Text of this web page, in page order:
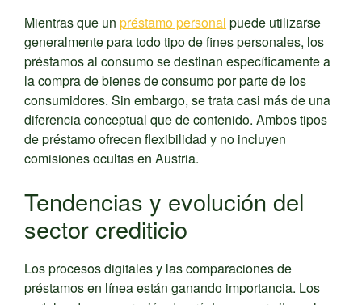
Mientras que un préstamo personal puede utilizarse
generalmente para todo tipo de fines personales, los
préstamos al consumo se destinan específicamente a
la compra de bienes de consumo por parte de los
consumidores. Sin embargo, se trata casi más de una
diferencia conceptual que de contenido. Ambos tipos
de préstamo ofrecen flexibilidad y no incluyen
comisiones ocultas en Austria.
Tendencias y evolución del
sector crediticio
Los procesos digitales y las comparaciones de
préstamos en línea están ganando importancia. Los